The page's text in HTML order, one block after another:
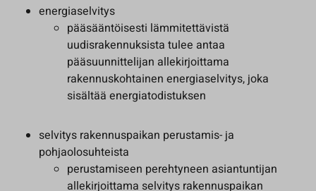
energiaselvitys
pääsääntöisesti lämmitettävistä
uudisrakennuksista tulee antaa
pääsuunnittelijan allekirjoittama
rakennuskohtainen energiaselvitys, joka
sisältää energiatodistuksen
selvitys rakennuspaikan perustamis- ja
pohjaolosuhteista
perustamiseen perehtyneen asiantuntijan
allekirjoittama selvitys rakennuspaikan